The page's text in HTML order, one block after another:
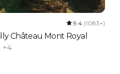
9.4 (1083+)
Château Mont Royal
+4